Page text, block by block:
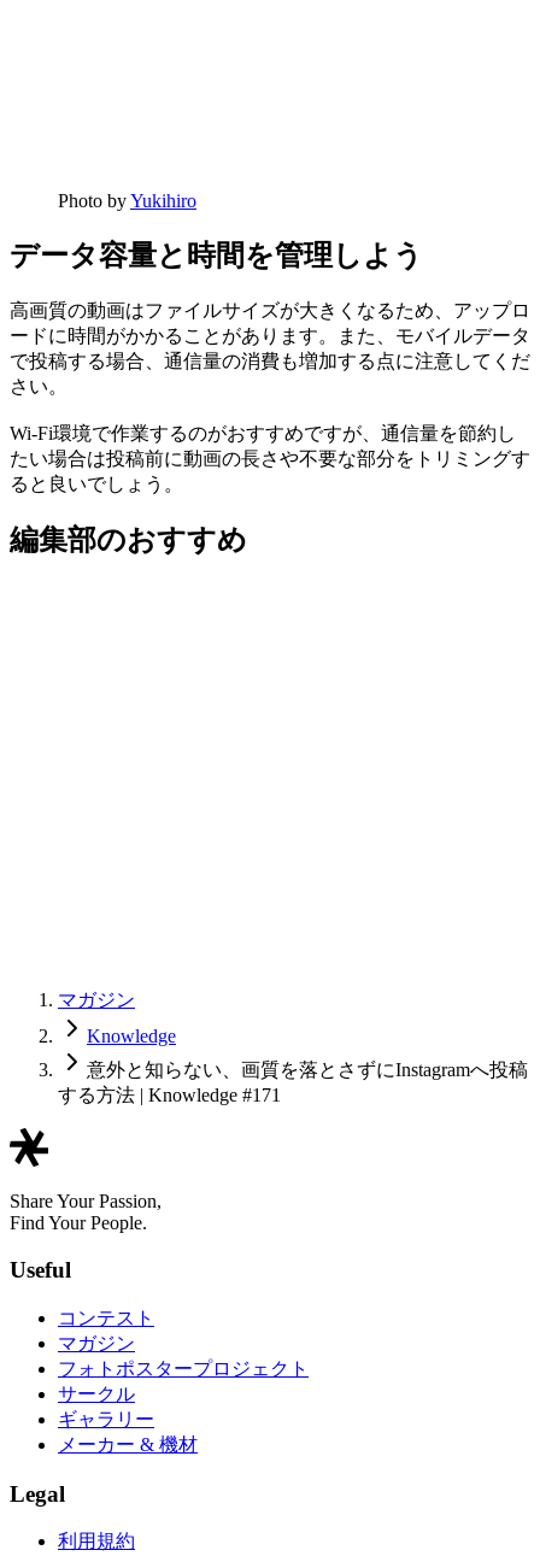
Photo byYukihiro
データ容量と時間を管理しよう
高画質の動画はファイルサイズが大きくなるため、アップロ
ードに時間がかかることがあります。また、モバイルデータ
で投稿する場合、通信量の消費も増加する点に注意してくだ
さい。
Wi-Fi環境で作業するのがおすすめですが、通信量を節約し
たい場合は投稿前に動画の長さや不要な部分をトリミングす
ると良いでしょう。
編集部のおすすめ
マガジン
Knowledge
意外と知らない、画質を落とさずにInstagramへ投稿
する方法 | Knowledge #171
Share Your Passion,
Find Your People.
Useful
コンテスト
マガジン
フォトポスタープロジェクト
サークル
ギャラリー
メーカー & 機材
Legal
利用規約